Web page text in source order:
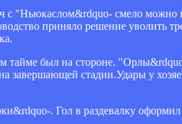
с "Ньюкаслом&rdquo- смело можно
приняло решение уволить
тайме был на стороне.
завершающей стадии.Удары у
. Гол в раздевалку